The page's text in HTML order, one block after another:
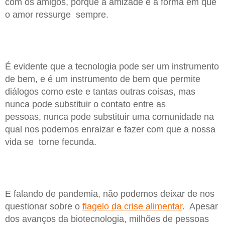
o amor ressurge sempre.
É evidente que a tecnologia pode ser um instrumento
de bem, e é um instrumento de bem que permite
diálogos como este e tantas outras coisas, mas
nunca pode substituir o contato entre as
pessoas, nunca pode substituir uma comunidade na
qual nos podemos enraizar e fazer com que a nossa
vida se torne fecunda.
E falando de pandemia, não podemos deixar de nos
questionar sobre o flagelo da crise alimentar. Apesar
dos avanços da biotecnologia, milhões de pessoas